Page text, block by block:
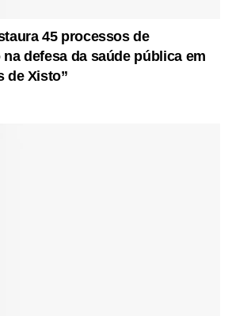
45 processos de
defesa da saúde pública em
de Xisto”